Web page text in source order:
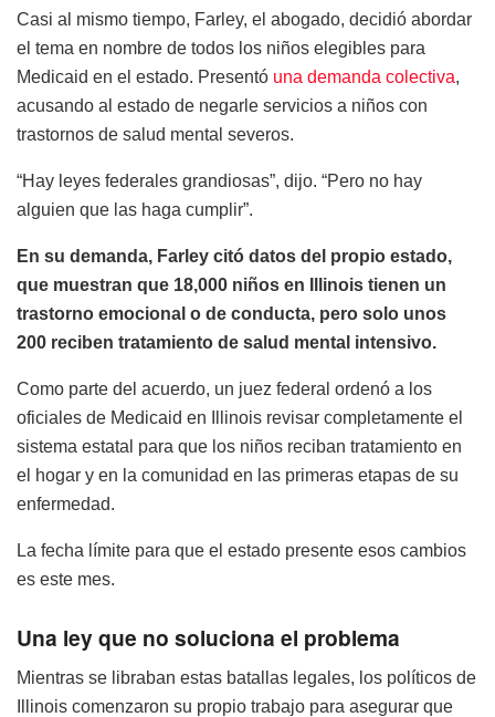
Casi al mismo tiempo, Farley, el abogado, decidió abordar
el tema en nombre de todos los niños elegibles para
Medicaid en el estado. Presentó una demanda colectiva,
acusando al estado de negarle servicios a niños con
trastornos de salud mental severos.
“Hay leyes federales grandiosas”, dijo. “Pero no hay
alguien que las haga cumplir”.
En su demanda, Farley citó datos del propio estado,
que muestran que 18,000 niños en Illinois tienen un
trastorno emocional o de conducta, pero solo unos
200 reciben tratamiento de salud mental intensivo.
Como parte del acuerdo, un juez federal ordenó a los
oficiales de Medicaid en Illinois revisar completamente el
sistema estatal para que los niños reciban tratamiento en
el hogar y en la comunidad en las primeras etapas de su
enfermedad.
La fecha límite para que el estado presente esos cambios
es este mes.
Una ley que no soluciona el problema
Mientras se libraban estas batallas legales, los políticos de
Illinois comenzaron su propio trabajo para asegurar que